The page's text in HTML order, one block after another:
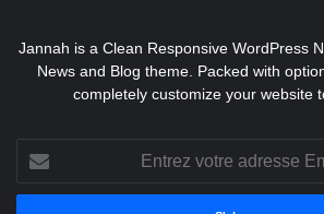
Jannah is a Clean Responsive WordPress
News and Blog theme. Packed with
completely customize your website
votre
adresse